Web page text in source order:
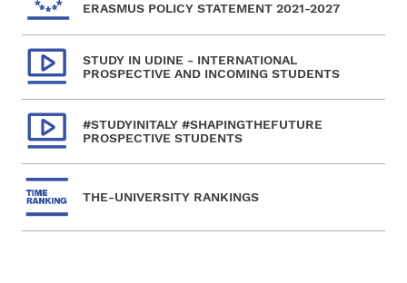
ERASMUS POLICY STATEMENT 2021-2027
STUDY IN UDINE - INTERNATIONAL
PROSPECTIVE AND INCOMING STUDENTS
#STUDYINITALY #SHAPINGTHEFUTURE
PROSPECTIVE STUDENTS
THE-UNIVERSITY RANKINGS